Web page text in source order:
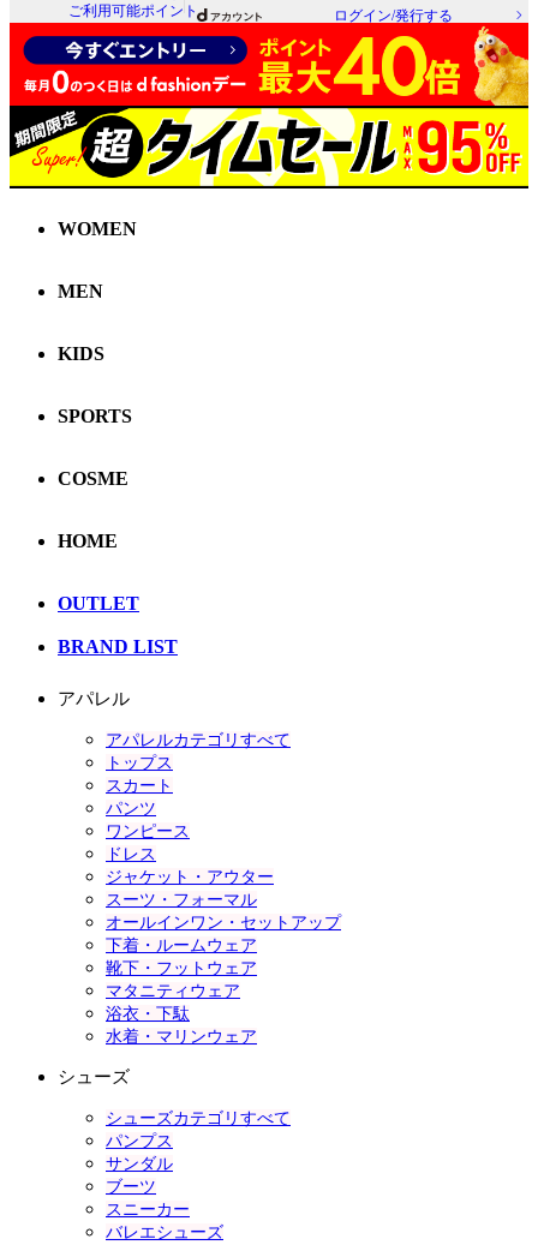
ご利用可能ポイント ログイン/発行する
WOMEN
MEN
KIDS
SPORTS
COSME
HOME
OUTLET
BRAND LIST
アパレル
アパレルカテゴリすべて
トップス
スカート
パンツ
ワンピース
ドレス
ジャケット・アウター
スーツ・フォーマル
オールインワン・セットアップ
下着・ルームウェア
靴下・フットウェア
マタニティウェア
浴衣・下駄
水着・マリンウェア
シューズ
シューズカテゴリすべて
パンプス
サンダル
ブーツ
スニーカー
バレエシューズ